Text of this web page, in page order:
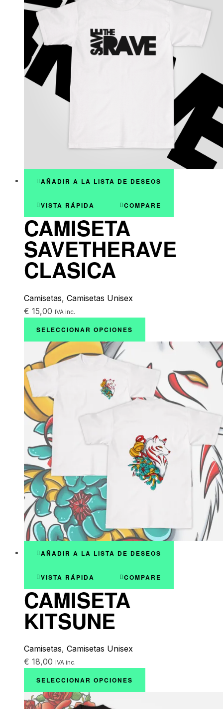
AÑADIR A LA LISTA DE DESEOS
VISTA RÁPIDA COMPARE
CAMISETA
SAVETHERAVE
CLASICA
Camisetas, Camisetas Unisex
€ 15,00 IVA inc.
SELECCIONAR OPCIONES
AÑADIR A LA LISTA DE DESEOS
VISTA RÁPIDA COMPARE
CAMISETA
KITSUNE
Camisetas, Camisetas Unisex
€ 18,00 IVA inc.
SELECCIONAR OPCIONES